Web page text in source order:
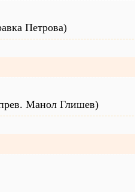
Петрова)
Манол Глишев)